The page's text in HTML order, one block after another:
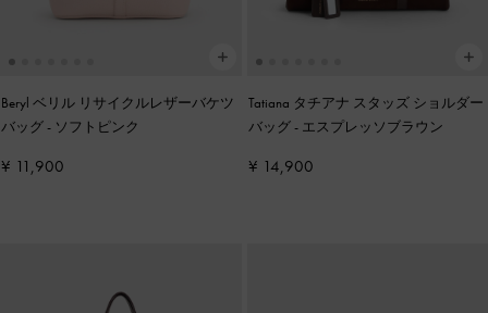
Beryl ベリル リサイクルレザーバケツ
バッグ- ソフトピンク
¥ 11,900
Tatiana タチアナ スタッズ ショルダー
バッグ- エスプレッソブラウン
¥ 14,900